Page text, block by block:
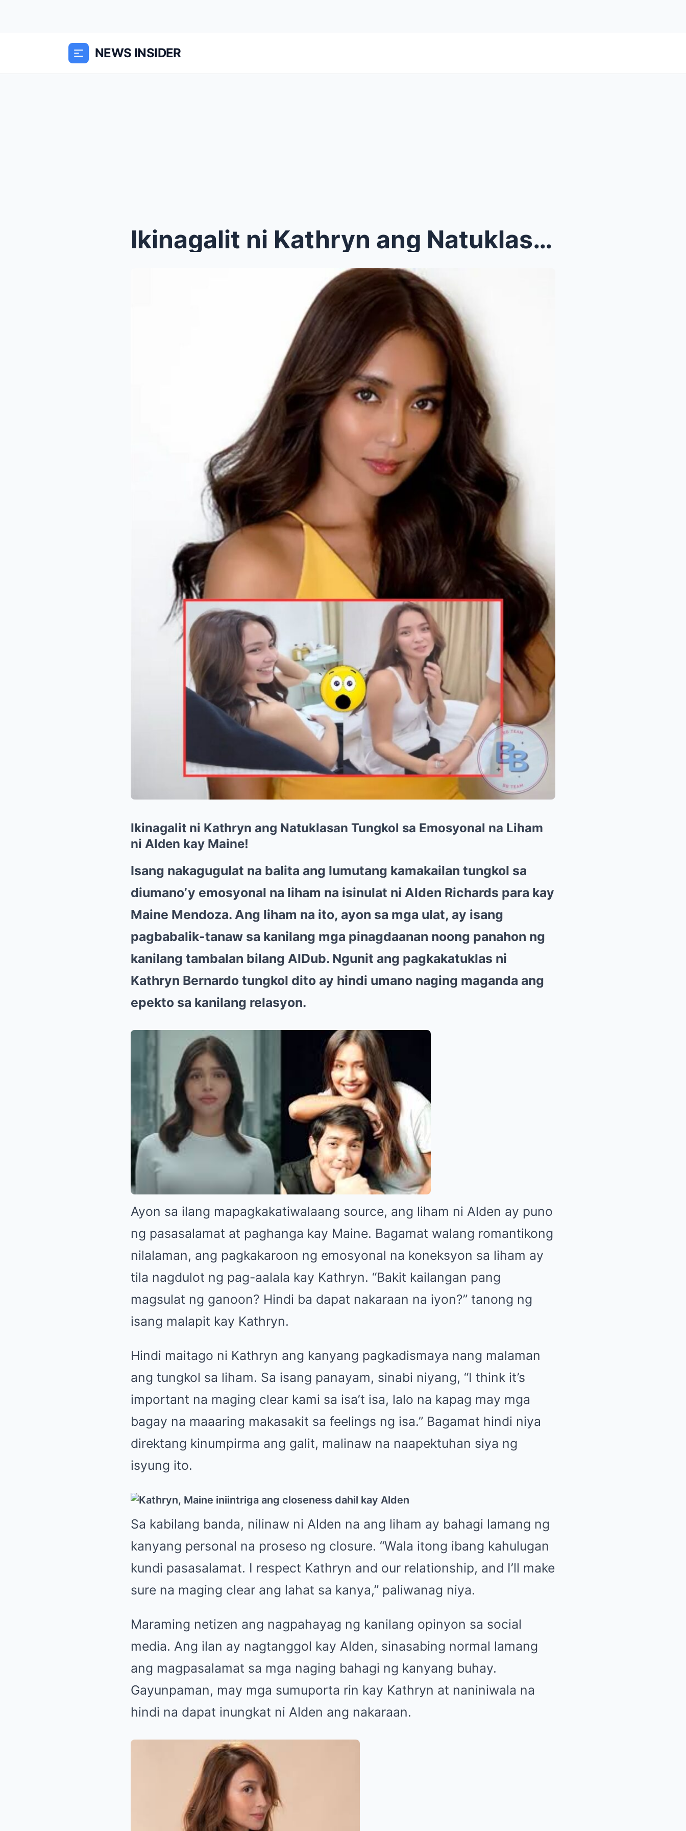
NEWS INSIDER
Ikinagalit ni Kathryn ang Natuklasan Tungkol sa Em...
Ikinagalit ni Kathryn ang Natuklasan Tungkol sa Emosyonal na Liham
ni Alden kay Maine!
Isang nakagugulat na balita ang lumutang kamakailan tungkol sa
diumano’y emosyonal na liham na isinulat ni Alden Richards para kay
Maine Mendoza. Ang liham na ito, ayon sa mga ulat, ay isang
pagbabalik-tanaw sa kanilang mga pinagdaanan noong panahon ng
kanilang tambalan bilang AlDub. Ngunit ang pagkakatuklas ni
Kathryn Bernardo tungkol dito ay hindi umano naging maganda ang
epekto sa kanilang relasyon.
Ayon sa ilang mapagkakatiwalaang source, ang liham ni Alden ay puno
ng pasasalamat at paghanga kay Maine. Bagamat walang romantikong
nilalaman, ang pagkakaroon ng emosyonal na koneksyon sa liham ay
tila nagdulot ng pag-aalala kay Kathryn. “Bakit kailangan pang
magsulat ng ganoon? Hindi ba dapat nakaraan na iyon?” tanong ng
isang malapit kay Kathryn.
Hindi maitago ni Kathryn ang kanyang pagkadismaya nang malaman
ang tungkol sa liham. Sa isang panayam, sinabi niyang, “I think it’s
important na maging clear kami sa isa’t isa, lalo na kapag may mga
bagay na maaaring makasakit sa feelings ng isa.” Bagamat hindi niya
direktang kinumpirma ang galit, malinaw na naapektuhan siya ng
isyung ito.
Sa kabilang banda, nilinaw ni Alden na ang liham ay bahagi lamang ng
kanyang personal na proseso ng closure. “Wala itong ibang kahulugan
kundi pasasalamat. I respect Kathryn and our relationship, and I’ll make
sure na maging clear ang lahat sa kanya,” paliwanag niya.
Maraming netizen ang nagpahayag ng kanilang opinyon sa social
media. Ang ilan ay nagtanggol kay Alden, sinasabing normal lamang
ang magpasalamat sa mga naging bahagi ng kanyang buhay.
Gayunpaman, may mga sumuporta rin kay Kathryn at naniniwala na
hindi na dapat inungkat ni Alden ang nakaraan.